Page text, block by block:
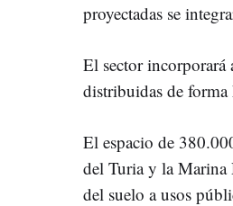
proyectadas se
El sector incorporará
distribuidas de
El espacio de
del Turia y la Marina
del suelo a usos